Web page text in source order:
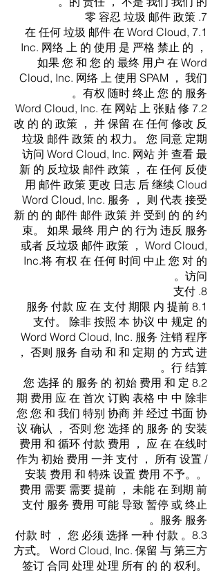
7. 零 容忍 垃圾 邮件 政策
7.1 在 任何 垃圾 邮件 在 Word Cloud,
Inc. 网络 上 的 使用 是 严格 禁止 的 ，
如果 您 和 您 的 最终 用户 在 Word
Cloud, Inc. 网络 上 使用 SPAM ， 我们
有权 随时 终止 您 的 服务。
7.2 Word Cloud, Inc. 在 网站 上 张贴 修
改 的 的 政策 ， 并 保留 在 任何 修改 反
垃圾 邮件 政策 的 权力。 您 同意 定期
访问 Word Cloud, Inc. 网站 并 查看 最
新 的 反垃圾 邮件 政策 ， 在 任何 反使
用 邮件 政策 更改 日志 后 继续 Cloud
Word Cloud, Inc. 服务 ， 则 代表 接受
新 的 的 邮件 邮件 政策 并 受到 的 的 约
束。 如果 最终 用户 的 行为 违反 服务
或者 反垃圾 邮件 政策 ， Word Cloud,
Inc.将 有权 在 任何 时间 中止 您 对 的
访问。
8. 支付
8.1 服务 付款 应 在 支付 期限 内 提前
支付。 除非 按照 本 协议 中 规定 的
Word Word Cloud, Inc. 服务 注销 程序
， 否则 服务 自动 和 和 定期 的 方式 进
行 结算。
8.2 您 选择 的 服务 的 初始 费用 和 定
期 费用 应 在 首次 订购 表格 中 中 除非
您 您 和 我们 特别 协商 并 经过 书面 协
议 确认 ， 否则 您 选择 的 服务 的 安装
费用 和 循环 付款 费用 ， 应 在 在线时
作为 初始 费用 一并 支付 ， 所有 设置 /
安装 费用 和 特殊 设置 费用 不予。。
费用 需要 需要 提前 ， 未能 在 到期 前
支付 服务 费用 可能 导致 暂停 或 终止
服务 服务。
8.3。 付款 时 ， 您 必须 选择 一种 付款
方式。 Word Cloud, Inc. 保留 与 第三方
签订 合同 处理 处理 所有 的 的 权利。